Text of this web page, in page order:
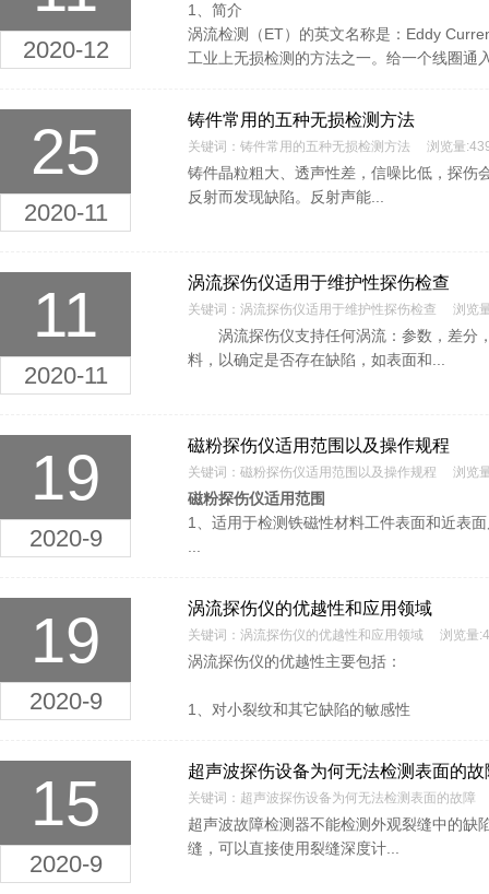
2020-12
1、简介
涡流检测（ET）的英文名称是：Eddy
工业上无损检测的方法之一。给一个线圈通
铸件常用的五种无损检测方法
25
2020-11
关键词：铸件常用的五种无损检测方法 浏览量
铸件晶粒粗大、透声性差，信噪比低，探伤
反射而发现缺陷。反射声能...
涡流探伤仪适用于维护性探伤检查
11
2020-11
关键词：涡流探伤仪适用于维护性探伤检查 浏览
涡流探伤仪支持任何涡流：参数，差分，
料，以确定是否存在缺陷，如表面和...
磁粉探伤仪适用范围以及操作规程
19
2020-9
关键词：磁粉探伤仪适用范围以及操作规程 浏览
磁粉探伤仪适用范围
1、适用于检测铁磁性材料工件表面和近表
涡流探伤仪的优越性和应用领域
19
2020-9
关键词：涡流探伤仪的优越性和应用领域 浏览量
涡流探伤仪的优越性主要包括：
1、对小裂纹和其它缺陷的敏感性
超声波探伤设备为何无法检测表面的故
15
2020-9
关键词：超声波探伤设备为何无法检测表面的故
超声波故障检测器不能检测外观裂缝中的缺
缝，可以直接使用裂缝深度计...